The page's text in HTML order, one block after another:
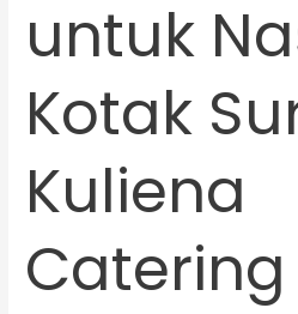
untuk
Kotak
Kuliena
Catering
Kuliena
Catering